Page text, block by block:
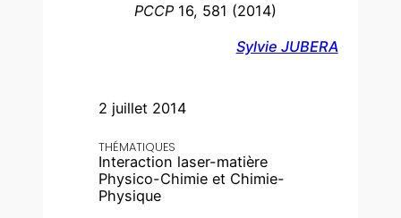
2 juillet 2014
THÉMATIQUES
Interaction laser-matière
Physico-Chimie et Chimie-
Physique
PCCP 16, 581 (2014)
Sylvie JUBERA